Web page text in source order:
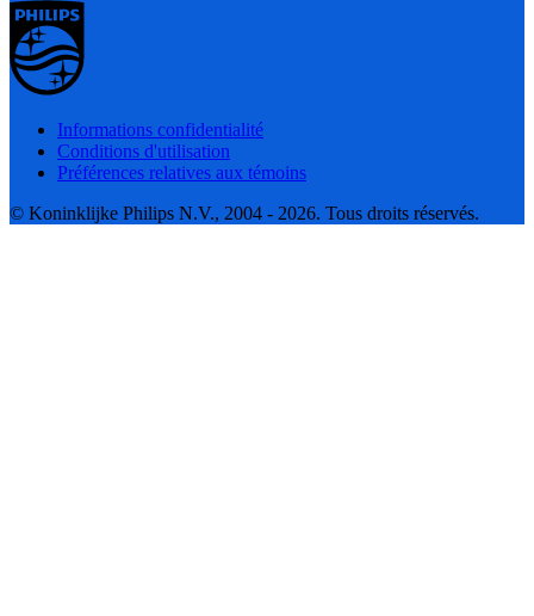
Informations confidentialité
Conditions d'utilisation
Préférences relatives aux témoins
© Koninklijke Philips N.V., 2004 - 2026. Tous droits réservés.